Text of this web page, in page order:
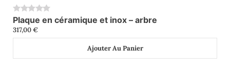
0
Plaque en céramique et inox – arbre
317,00€
Ajouter Au Panier